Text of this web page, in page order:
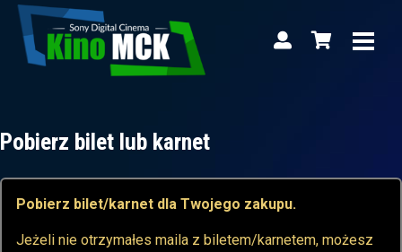
Pobierz bilet lub karnet
Pobierz bilet/karnet dla Twojego zakupu.
Jeżeli nie otrzymałes maila z biletem/karnetem, możesz